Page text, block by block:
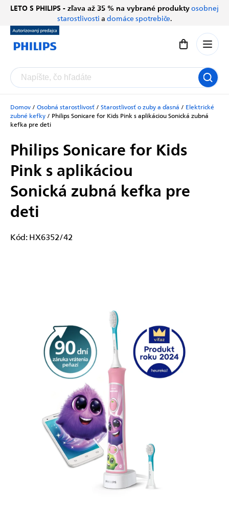
Prejsť
obsah
LETO S PHILIPS - zľava až 35 % na vybrané produktyosobnej
starostlivosti a domáce spotrebiče.
Nákupný
Domov / Osobná starostlivosť / Starostlivosť o zuby a ďasná / Elektrické
zubné kefky / Philips Sonicare for Kids Pink s aplikáciouSonická zubná
kefka pre deti
Philips Sonicare for Kids
Pink s aplikáciou
Sonická zubná kefka pre
deti
Kód: HX6352/42
Chatbot Filip
Autorizovaný predajce